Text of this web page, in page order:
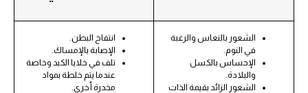
الشعور بالنعاس والرغبة
في النوم.
الإحساس بالكسل
والبلادة.
الشعور الزائد بقيمة الذات
انتفاخ البطن.
الإصابة بالإمساك.
تلف في خلايا الكبد وخاصة
عندما يتم خلطة بمواد
مخدرة أخرى.